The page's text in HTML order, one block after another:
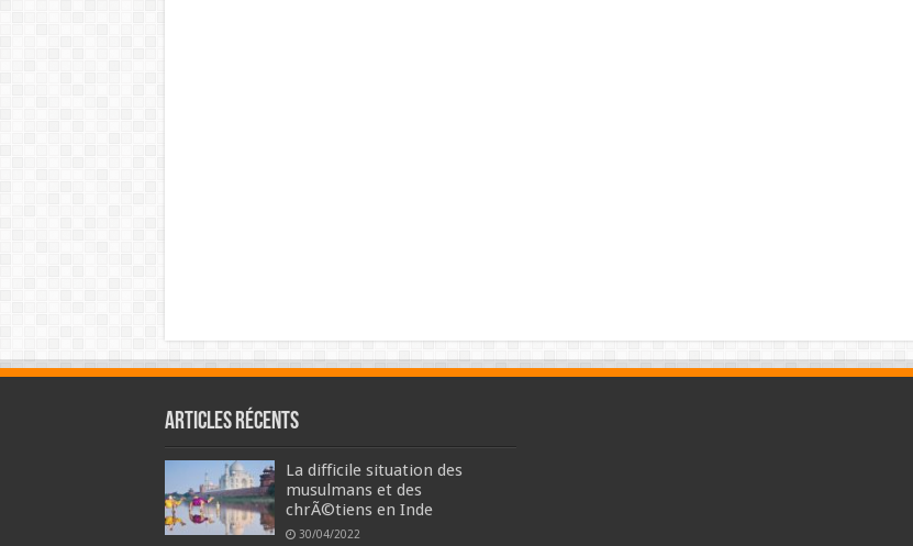
Articles récents
La difficile situation des
musulmans et des
chrÃ©tiens en Inde
30/04/2022